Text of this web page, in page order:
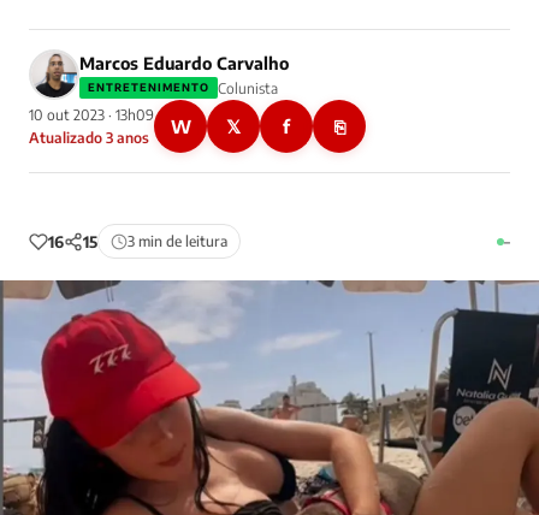
Marcos Eduardo Carvalho
ENTRETENIMENTO
Colunista
10 out 2023 · 13h09
Atualizado 3 anos
W 𝕏 f ⎘
16 15 3 min de leitura –